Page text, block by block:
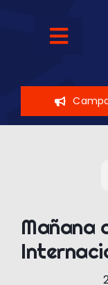
Toggle
Eventos
Sobre el
Contáctenos
Mañana